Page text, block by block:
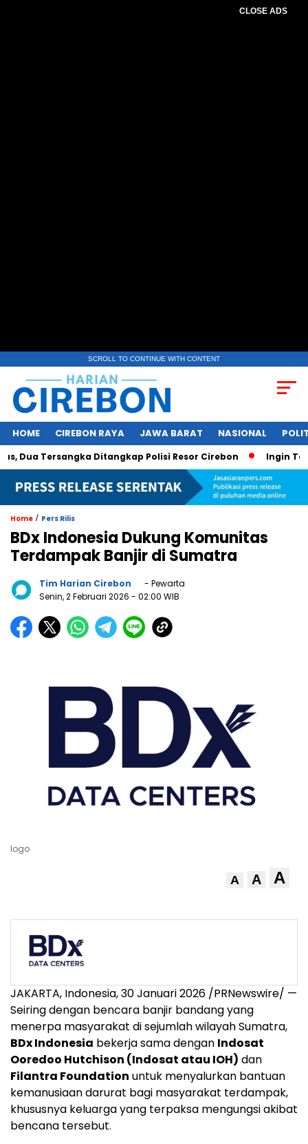
CLOSE ADS
SCROLL TO CONTINUE WITH CONTENT
HOME CIREBON RAYA JAWA BARAT NASIONAL
Tersangka Ditangkap Polisi Resor Cirebon Ingin
Home / Pers Rilis
BDx Indonesia Dukung Komunitas
Terdampak Banjir di Sumatra
Tim Harian Cirebon
- Pewarta
Senin, 2 Februari 2026 - 02:00 WIB
logo
A A A
JAKARTA, Indonesia, 30 Januari 2026 /PRNewswire/ —
Seiring dengan bencara banjir bandang yang
menerpa masyarakat di sejumlah wilayah Sumatra,
BDx Indonesia bekerja sama dengan Indosat
Ooredoo Hutchison (Indosat atau IOH) dan
Filantra Foundation untuk menyalurkan bantuan
kemanusiaan darurat bagi masyarakat terdampak,
khususnya keluarga yang terpaksa mengungsi akibat
bencana tersebut.